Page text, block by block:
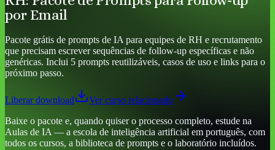
por Email
Pacote grátis de prompts de IA para equipes de RH e recrutamento
que precisam escrever sequências de follow-up específicas e não
genéricas. Inclui 5 prompts reutilizáveis, casos de uso e links para o
próximo passo.
Liberar download
Ver curso relacionado
Baixe o pacote e, quando quiser o processo completo, estude na
Aulas de IA — a escola de inteligência artificial em português, com
todos os cursos, a biblioteca de prompts e o laboratório incluídos.